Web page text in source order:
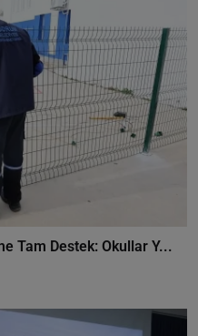
Tam Destek: Okullar Y...